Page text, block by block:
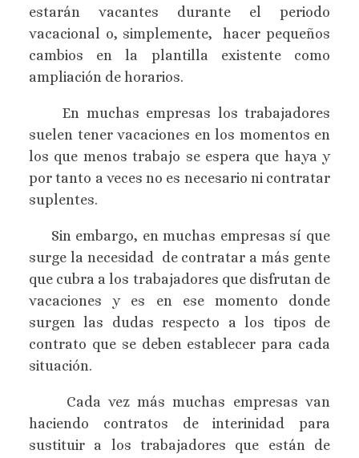
estarán vacantes durante el periodo
vacacional o, simplemente, hacer pequeños
cambios en la plantilla existente como
ampliación de horarios.
En muchas empresas los trabajadores
suelen tener vacaciones en los momentos en
los que menos trabajo se espera que haya y
por tanto a veces no es necesario ni contratar
suplentes.
Sin embargo, en muchas empresas sí que
surge la necesidad de contratar a más gente
que cubra a los trabajadores que disfrutan de
vacaciones y es en ese momento donde
surgen las dudas respecto a los tipos de
contrato que se deben establecer para cada
situación.
Cada vez más muchas empresas van
haciendo contratos de interinidad para
sustituir a los trabajadores que están de